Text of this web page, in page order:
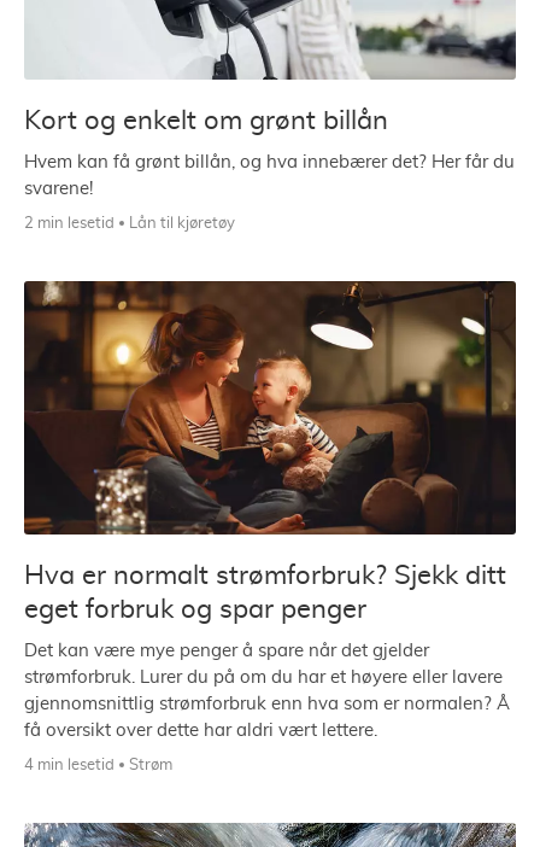
Kort og enkelt om grønt billån
Hvem kan få grønt billån, og hva innebærer det? Her får du
svarene!
2 min lesetid Lån til kjøretøy
Hva er normalt strømforbruk? Sjekk ditt
eget forbruk og spar penger
Det kan være mye penger å spare når det gjelder
strømforbruk. Lurer du på om du har et høyere eller lavere
gjennomsnittlig strømforbruk enn hva som er normalen? Å
få oversikt over dette har aldri vært lettere.
4 min lesetid Strøm